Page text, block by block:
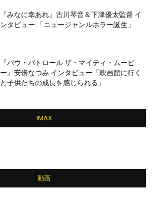
『みなに幸あれ』古川琴音＆下津優太監督 イ
ンタビュー 「ニュージャンルホラー誕生」
『パウ・パトロール ザ・マイティ・ムービ
ー』安倍なつみ インタビュー「映画館に行く
と子供たちの成長を感じられる」
IMAX
動画